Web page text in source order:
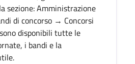
sezione: Amministrazione
di concorso → Concorsi
disponibili tutte le
i bandi e la